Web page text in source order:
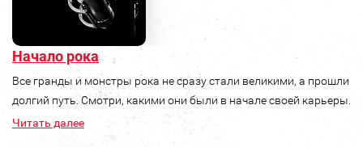
Начало рока
Все гранды и монстры рока не сразу стали великими, а прошли
долгий путь. Смотри, какими они были в начале своей карьеры.
Читать далее